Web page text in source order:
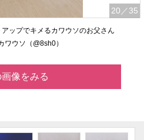
20 ／35
ップでキメるカワウソのお父さん
ワウソ（@8sh0）
像をみる